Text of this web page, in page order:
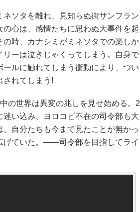
ソタを離れ、見知らぬ街サンフラン
心は、感情たちに思わぬ大事件を起
時、カナシミがミネソタでの楽しか
ーは泣きじゃくってしまう。自身で
ルに触れてしまう衝動により、つい
されてしまう!
の世界は異変の兆しを見せ始める。2
い込み、ヨロコビ不在の司令部も大
自分たちも今まで見たことが無かっ
げていた。――司令部を目指してライ